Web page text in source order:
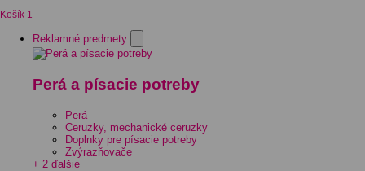
Košík 1
Reklamné predmety
Perá a písacie potreby
Perá
Ceruzky, mechanické ceruzky
Doplnky pre písacie potreby
Zvýrazňovače
+ 2 ďalšie